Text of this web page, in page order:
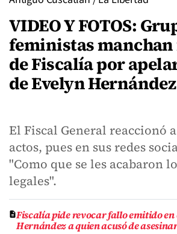
VIDEO Y FOTOS:
feministas manchan
de Fiscalía por
de Evelyn Hernández
El Fiscal General reaccionó
actos, pues en sus redes
"Como que se les acabaron
legales".
Fiscalía pide revocar fallo emitido en
Hernández a quien acusó de